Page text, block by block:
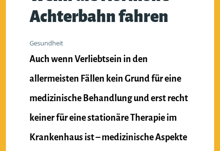
Achterbahn fahren
Gesundheit
Auch wenn Verliebtsein in den
allermeisten Fällen kein Grund für eine
medizinische Behandlung und erst recht
keiner für eine stationäre Therapie im
Krankenhaus ist – medizinische Aspekte